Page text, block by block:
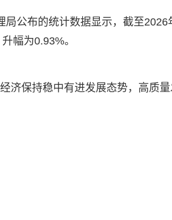
局公布的统计数据显示，截至
幅为0.93%。
济保持稳中有进发展态势，高质